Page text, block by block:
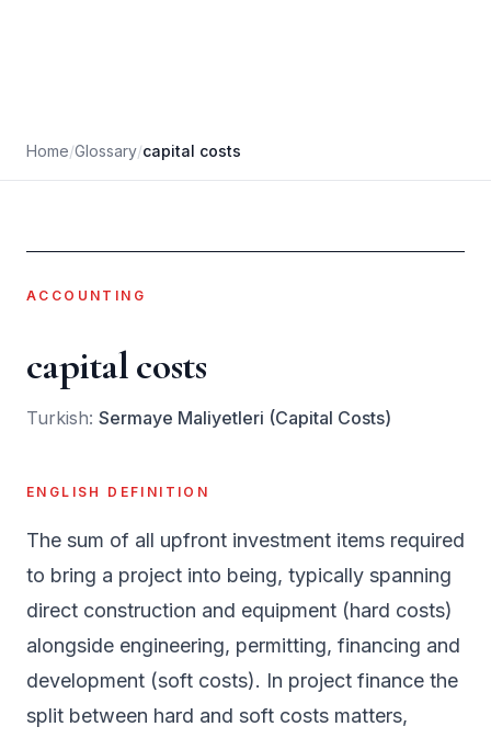
Home/Glossary/capital costs
ACCOUNTING
capital costs
Turkish: Sermaye Maliyetleri (Capital Costs)
ENGLISH DEFINITION
The sum of all upfront investment items required
to bring a project into being, typically spanning
direct construction and equipment (hard costs)
alongside engineering, permitting, financing and
development (soft costs). In project finance the
split between hard and soft costs matters,